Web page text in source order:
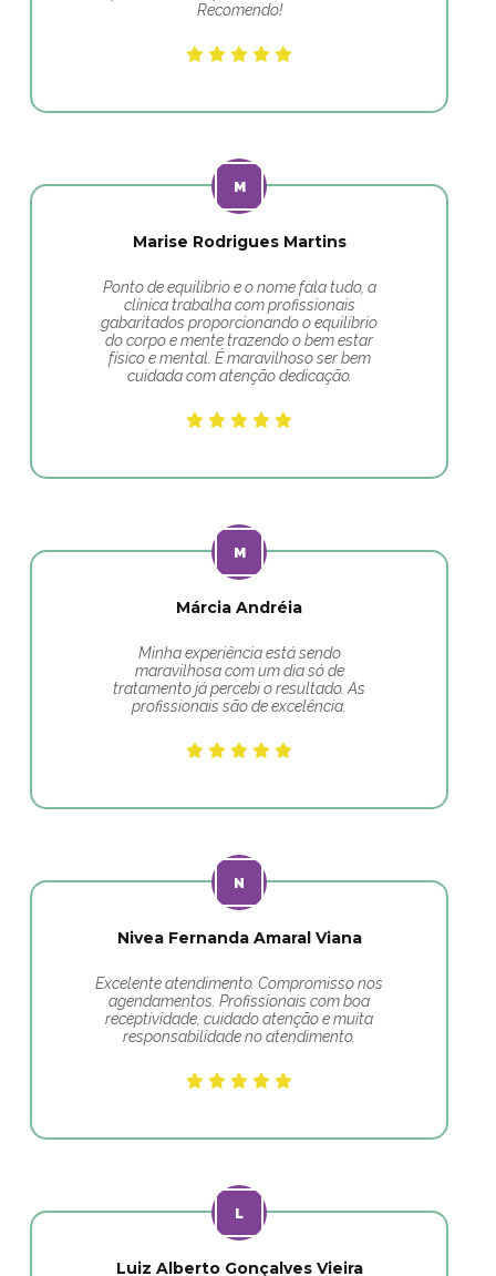
Recomendo!
Marise Rodrigues Martins
Ponto de equilibrio e o nome fala tudo, a
clínica trabalha com profissionais
gabaritados proporcionando o equilíbrio
do corpo e mente trazendo o bem estar
físico e mental. É maravilhoso ser bem
cuidada com atenção dedicação.
Márcia Andréia
Minha experiência está sendo
maravilhosa com um dia só de
tratamento já percebi o resultado. As
profissionais são de excelência.
Nivea Fernanda Amaral Viana
Excelente atendimento. Compromisso nos
agendamentos. Profissionais com boa
receptividade, cuidado atenção e muita
responsabilidade no atendimento.
Luiz Alberto Gonçalves Vieira